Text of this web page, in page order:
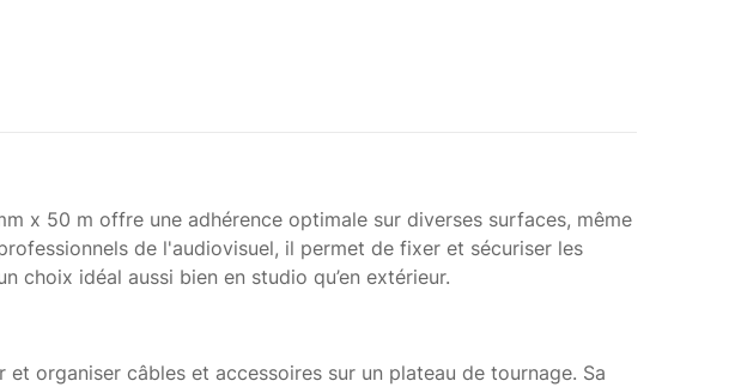
x 50 m offre une adhérence optimale sur diverses surfaces, même
de l'audiovisuel, il permet de fixer et sécuriser les
choix idéal aussi bien en studio qu’en extérieur.
organiser câbles et accessoires sur un plateau de tournage. Sa